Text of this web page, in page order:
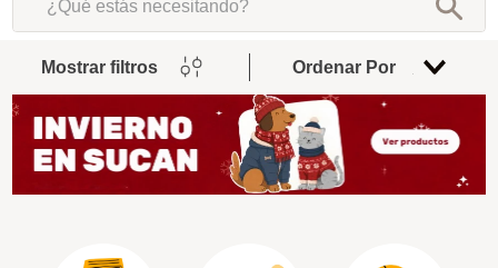
Mostrar filtros Ordenar Por
Relevancia